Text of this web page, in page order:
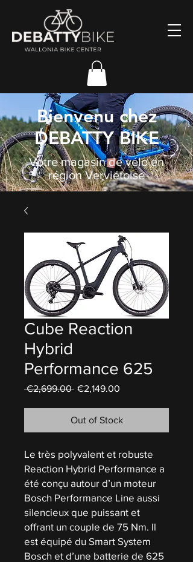
Bienvenu chez
DEBATTY BIKE
Votre magasin de vélo en
région Verviétoise
Cube Reaction
Hybrid
Performance 625
€2,699.00 Regular
€2,149.00
Out of Stock
Le très polyvalent et robuste
Reaction Hybrid Performance a
été conçu autour d’un moteur
Bosch Performance Line aussi
silencieux que puissant et
offrant un couple de 75 Nm. Il
est équipé du Smart System
Bosch et d’une batterie de 625